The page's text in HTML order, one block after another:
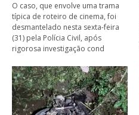
O caso, que envolve uma trama
típica de roteiro de cinema, foi
desmantelado nesta sexta-feira
(31) pela Polícia Civil, após
rigorosa investigação cond